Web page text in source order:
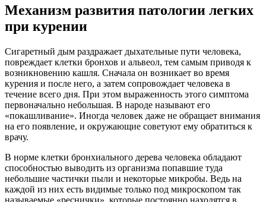
Механизм развития патологии легких
при курении
Сигаретный дым раздражает дыхательные пути человека,
повреждает клетки бронхов и альвеол, тем самым приводя к
возникновению кашля. Сначала он возникает во время
курения и после него, а затем сопровождает человека в
течение всего дня. При этом выраженность этого симптома
первоначально небольшая. В народе называют его
«покашливание». Иногда человек даже не обращает внимания
на его появление, и окружающие советуют ему обратиться к
врачу.
В норме клетки бронхиального дерева человека обладают
способностью выводить из организма попавшие туда
небольшие частички пыли и некоторые микробы. Ведь на
каждой из них есть видимые только под микроскопом так
называемые «реснички», которые постоянно находятся в